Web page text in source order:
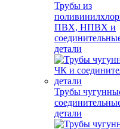
Трубы из
ПВХ, НПВХ и
детали
Трубы
детали